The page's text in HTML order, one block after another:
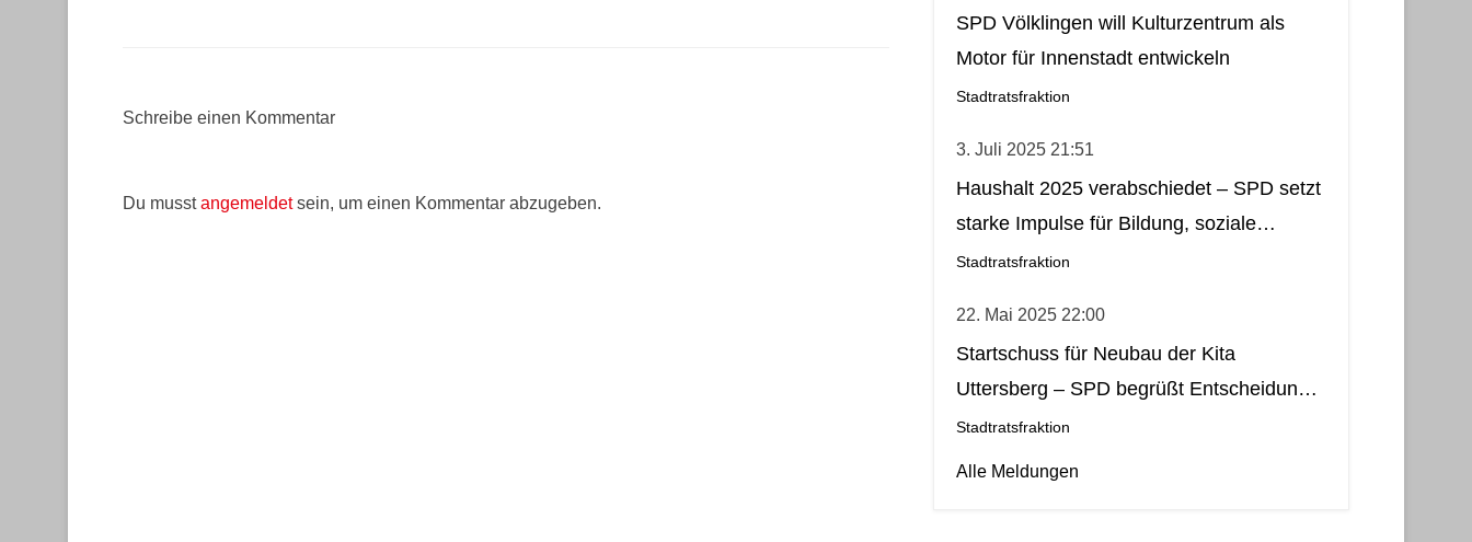
Schreibe einen Kommentar
Du musstangemeldetsein, um einen Kommentar abzugeben.
SPD Völklingen will Kulturzentrum als
Motor für Innenstadt entwickeln
Stadtratsfraktion
3. Juli 2025 21:51
Haushalt 2025 verabschiedet – SPD setzt
starke Impulse für Bildung, soziale
Gerechtigkeit, Stadtteilleben und Kultur
Stadtratsfraktion
22. Mai 2025 22:00
Startschuss für Neubau der Kita
Uttersberg – SPD begrüßt Entscheidung
Stadtratsfraktion
Alle Meldungen